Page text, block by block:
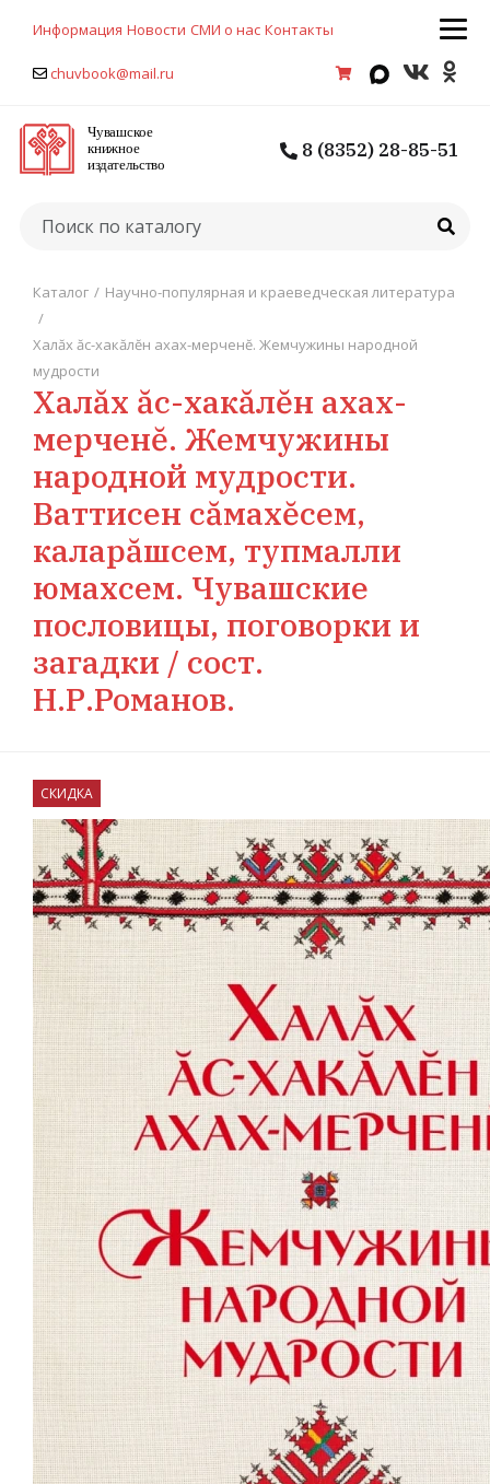
Информация Новости СМИ о нас Контакты
chuvbook@mail.ru
8 (8352) 28-85-51
Каталог / Научно-популярная и краеведческая литература
/
Халăх ăс-хакăлĕн ахах-мерченĕ. Жемчужины народной
мудрости
Халăх ăс-хакăлĕн ахах-
мерченĕ. Жемчужины
народной мудрости.
Ваттисен сăмахĕсем,
каларăшсем, тупмалли
юмахсем. Чувашские
пословицы, поговорки и
загадки / сост.
Н.Р.Романов.
СКИДКА